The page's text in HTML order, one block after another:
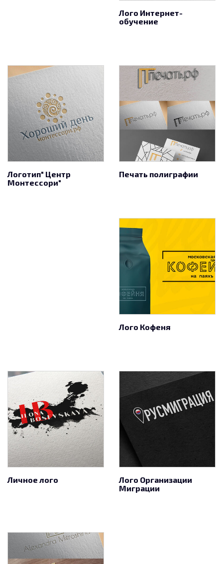
Лого Интернет-
обучение
Логотип" Центр
Монтессори"
Печать полиграфии
Лого Кофеня
Личное лого
Лого Организации
Миграции